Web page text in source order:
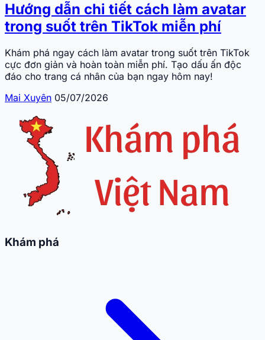
Hướng dẫn chi tiết cách làm avatar
trong suốt trên TikTok miễn phí
Khám phá ngay cách làm avatar trong suốt trên TikTok
cực đơn giản và hoàn toàn miễn phí. Tạo dấu ấn độc
đáo cho trang cá nhân của bạn ngay hôm nay!
Mai Xuyên 05/07/2026
Khám phá